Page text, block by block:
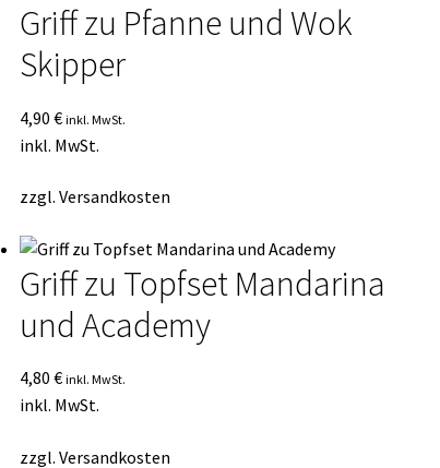
Griff zu Pfanne und Wok
Skipper
4,90 € inkl. MwSt.
inkl. MwSt.
zzgl. Versandkosten
Griff zu Topfset Mandarina
und Academy
4,80 € inkl. MwSt.
inkl. MwSt.
zzgl. Versandkosten